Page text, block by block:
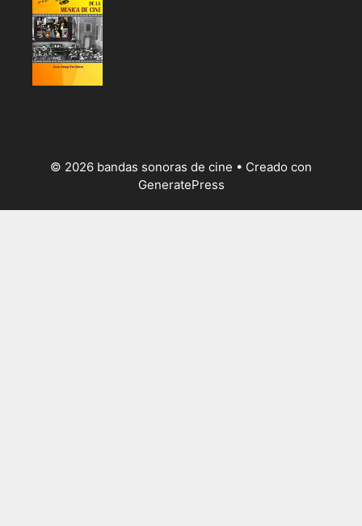
© 2026 bandas sonoras de cine • Creado con
GeneratePress